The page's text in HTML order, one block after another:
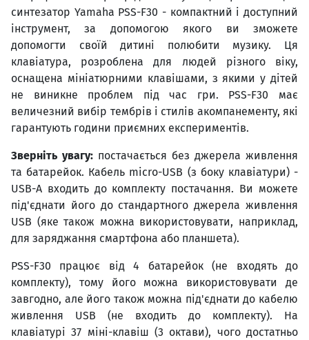
синтезатор Yamaha PSS-F30 - компактний і доступний
інструмент, за допомогою якого ви зможете
допомогти своїй дитині полюбити музику. Ця
клавіатура, розроблена для людей різного віку,
оснащена мініатюрними клавішами, з якими у дітей
не виникне проблем під час гри. PSS-F30 має
величезний вибір тембрів і стилів акомпанементу, які
гарантують години приємних експериментів.
Зверніть увагу: постачається без джерела живлення
та батарейок. Кабель micro-USB (з боку клавіатури) -
USB-A входить до комплекту постачання. Ви можете
під'єднати його до стандартного джерела живлення
USB (яке також можна використовувати, наприклад,
для заряджання смартфона або планшета).
PSS-F30 працює від 4 батарейок (не входять до
комплекту), тому його можна використовувати де
завгодно, але його також можна під'єднати до кабелю
живлення USB (не входить до комплекту). На
клавіатурі 37 міні-клавіш (3 октави), чого достатньо